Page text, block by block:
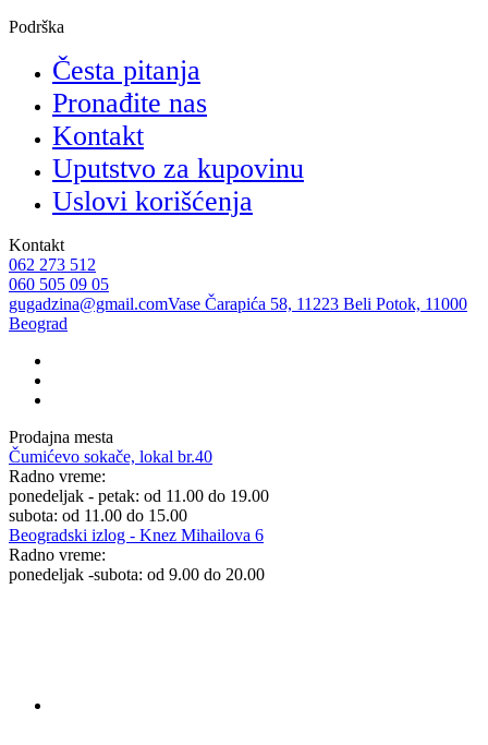
Podrška
Česta pitanja
Pronađite nas
Kontakt
Uputstvo za kupovinu
Uslovi korišćenja
Kontakt
062 273 512
060 505 09 05
gugadzina@gmail.comVase Čarapića 58, 11223 Beli Potok, 11000
Beograd
Prodajna mesta
Čumićevo sokače, lokal br.40
Radno vreme:
ponedeljak - petak: od 11.00 do 19.00
subota: od 11.00 do 15.00
Beogradski izlog - Knez Mihailova 6
Radno vreme:
ponedeljak -subota: od 9.00 do 20.00